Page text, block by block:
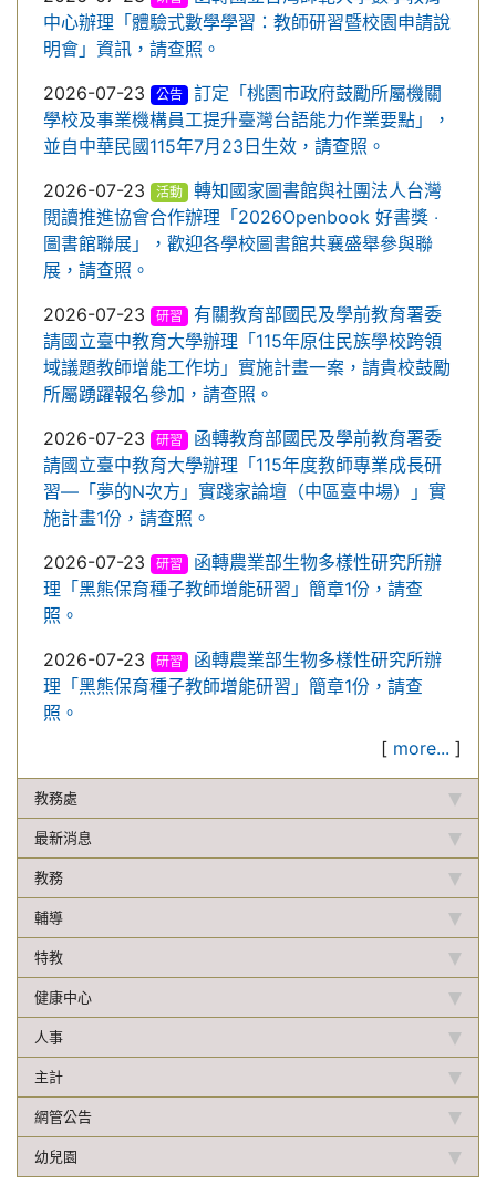
中心辦理「體驗式數學學習：教師研習暨校園申請說
明會」資訊，請查照。
2026-07-23
公告
訂定「桃園市政府鼓勵所屬機關
學校及事業機構員工提升臺灣台語能力作業要點」，
並自中華民國115年7月23日生效，請查照。
2026-07-23
活動
轉知國家圖書館與社團法人台灣
閱讀推進協會合作辦理「2026Openbook 好書獎 ‧
圖書館聯展」，歡迎各學校圖書館共襄盛舉參與聯
展，請查照。
2026-07-23
研習
有關教育部國民及學前教育署委
請國立臺中教育大學辦理「115年原住民族學校跨領
域議題教師增能工作坊」實施計畫一案，請貴校鼓勵
所屬踴躍報名參加，請查照。
2026-07-23
研習
函轉教育部國民及學前教育署委
請國立臺中教育大學辦理「115年度教師專業成長研
習—「夢的N次方」實踐家論壇（中區臺中場）」實
施計畫1份，請查照。
2026-07-23
研習
函轉農業部生物多樣性研究所辦
理「黑熊保育種子教師增能研習」簡章1份，請查
照。
2026-07-23
研習
函轉農業部生物多樣性研究所辦
理「黑熊保育種子教師增能研習」簡章1份，請查
照。
[ more... ]
教務處
最新消息
教務
輔導
特教
健康中心
人事
主計
網管公告
幼兒園